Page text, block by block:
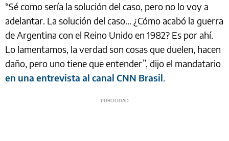
“Sé como sería la solución del caso, pero no lo voy a
adelantar. La solución del caso... ¿Cómo acabó la guerra
de Argentina con el Reino Unido en 1982? Es por ahí.
Lo lamentamos, la verdad son cosas que duelen, hacen
daño, pero uno tiene que entender”, dijo el mandatario
en una entrevista al canal CNN Brasil.